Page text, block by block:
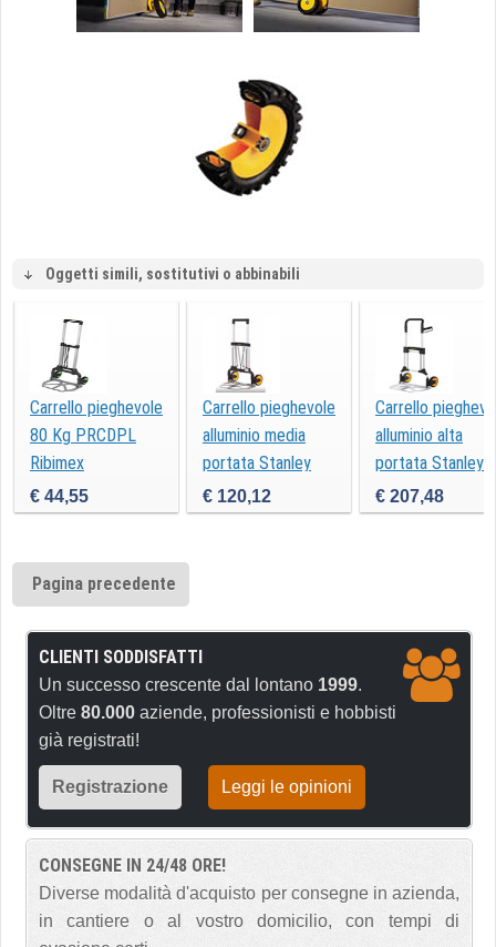
Oggetti simili, sostitutivi o abbinabili
Carrello pieghevole
80 Kg PRCDPL
Ribimex
€ 44,55
Carrello pieghevole
alluminio media
portata Stanley
FTX706
€ 120,12
Carrello
alluminio alta
portata Stanley
FXWT707
€ 207,48
Pagina precedente
CLIENTI SODDISFATTI
Un successo crescente dal lontano 1999.
Oltre 80.000 aziende, professionisti e hobbisti
già registrati!
Registrazione Leggi le opinioni
CONSEGNE IN 24/48 ORE!
Diverse modalità d'acquisto per consegne in azienda,
in cantiere o al vostro domicilio, con tempi di